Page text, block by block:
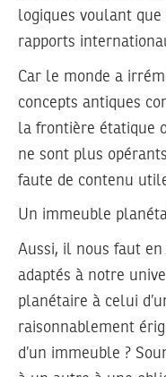
logiques voulant
rapports
Car le monde a
concepts antiques
la frontière étatique
ne sont plus
faute de contenu
Un immeuble
Aussi, il nous faut en
adaptés à notre
planétaire à celui
raisonnablement
d’un immeuble ?